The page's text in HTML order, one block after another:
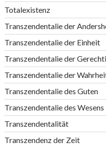
Totalexistenz
Transzendentalie der
Transzendentalie der Einheit
Transzendentalie der
Transzendentalie der
Transzendentalie des Guten
Transzendentalie des Wesens
Transzendentalität
Transzendenz der Zeit